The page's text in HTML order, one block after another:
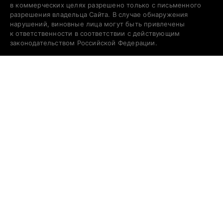
в коммерческих целях разрешено только с письменного
разрешения владельца Сайта. В случае обнаружения
нарушений, виновные лица могут быть привлечены
к ответственности в соответствии с действующим
законодательством Российской Федерации.